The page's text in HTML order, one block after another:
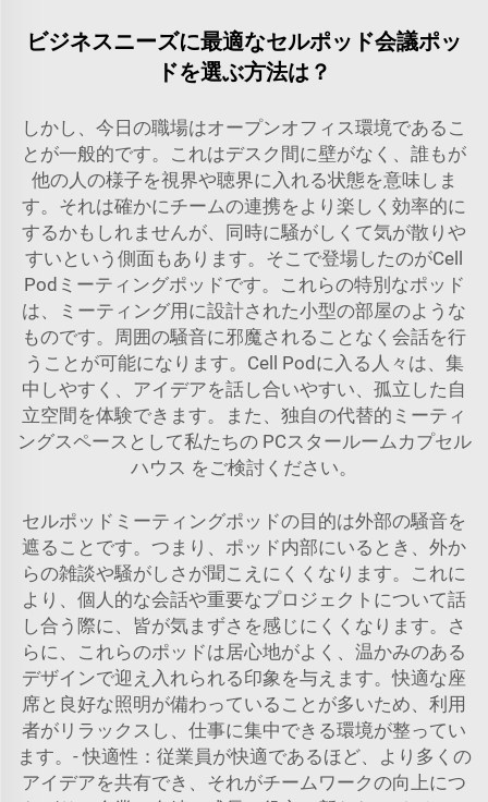
ビジネスニーズに最適なセルポッド会議ポッ
ドを選ぶ方法は？
しかし、今日の職場はオープンオフィス環境であるこ
とが一般的です。これはデスク間に壁がなく、誰もが
他の人の様子を視界や聴界に入れる状態を意味しま
す。それは確かにチームの連携をより楽しく効率的に
するかもしれませんが、同時に騒がしくて気が散りや
すいという側面もあります。そこで登場したのがCell
Podミーティングポッドです。これらの特別なポッド
は、ミーティング用に設計された小型の部屋のような
ものです。周囲の騒音に邪魔されることなく会話を行
うことが可能になります。Cell Podに入る人々は、集
中しやすく、アイデアを話し合いやすい、孤立した自
立空間を体験できます。また、独自の代替的ミーティ
ングスペースとして私たちの PCスタールームカプセル
ハウス をご検討ください。
セルポッドミーティングポッドの目的は外部の騒音を
遮ることです。つまり、ポッド内部にいるとき、外か
らの雑談や騒がしさが聞こえにくくなります。これに
より、個人的な会話や重要なプロジェクトについて話
し合う際に、皆が気まずさを感じにくくなります。さ
らに、これらのポッドは居心地がよく、温かみのある
デザインで迎え入れられる印象を与えます。快適な座
席と良好な照明が備わっていることが多いため、利用
者がリラックスし、仕事に集中できる環境が整ってい
ます。- 快適性：従業員が快適であるほど、より多くの
アイデアを共有でき、それがチームワークの向上につ